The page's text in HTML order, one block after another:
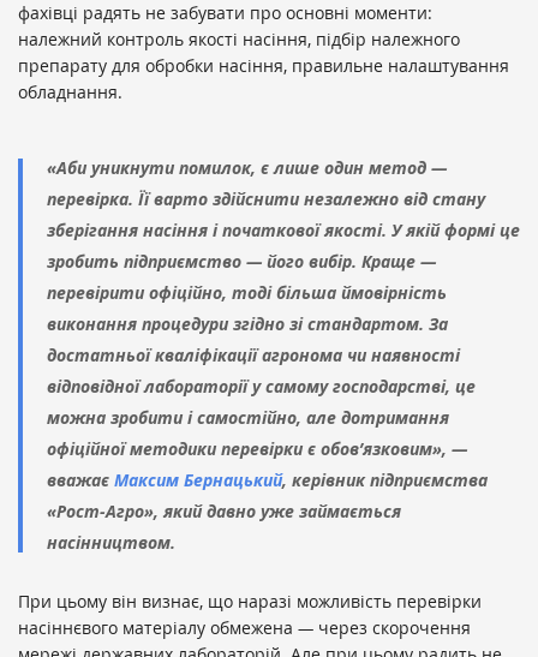
фахівці радять не забувати про основні моменти:
належний контроль якості насіння, підбір належного
препарату для обробки насіння, правильне налаштування
обладнання.
«Аби уникнути помилок, є лише один метод —
перевірка. Її варто здійснити незалежно від стану
зберігання насіння і початкової якості. У якій формі це
зробить підприємство — його вибір. Краще —
перевірити офіційно, тоді більша ймовірність
виконання процедури згідно зі стандартом. За
достатньої кваліфікації агронома чи наявності
відповідної лабораторії у самому господарстві, це
можна зробити і самостійно, але дотримання
офіційної методики перевірки є обов’язковим», —
вважає Максим Бернацький, керівник підприємства
«Рост-Агро», який давно уже займається
насінництвом.
При цьому він визнає, що наразі можливість перевірки
насіннєвого матеріалу обмежена — через скорочення